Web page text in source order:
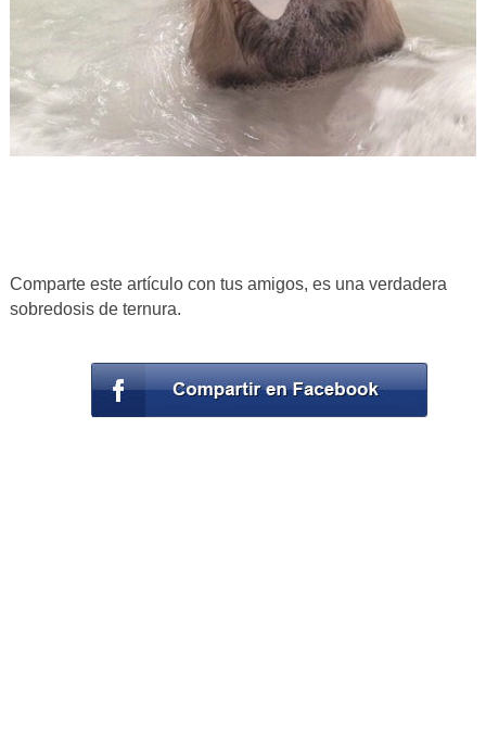
Comparte este artículo con tus amigos, es una verdadera
sobredosis de ternura.